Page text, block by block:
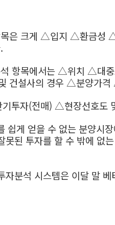
목은 크게 △입지 △환금성
석 항목에서는 △위치 △
건설사의 경우 △분양가
투자(전매) △현장선호도
쉽게 얻을 수 없는 분양시
못된 투자를 할 수 밖에 없
분석 시스템은 이달 말